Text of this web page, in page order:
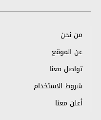
من نحن
عن الموقع
تواصل معنا
شروط الاستخدام
أعلن معنا